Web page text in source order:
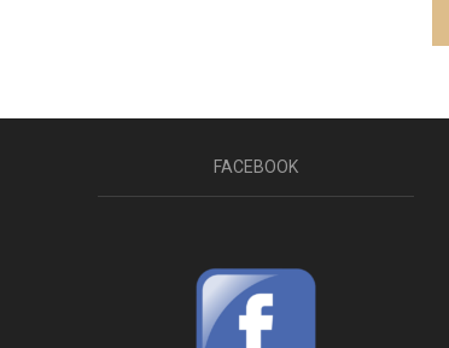
FACEBOOK